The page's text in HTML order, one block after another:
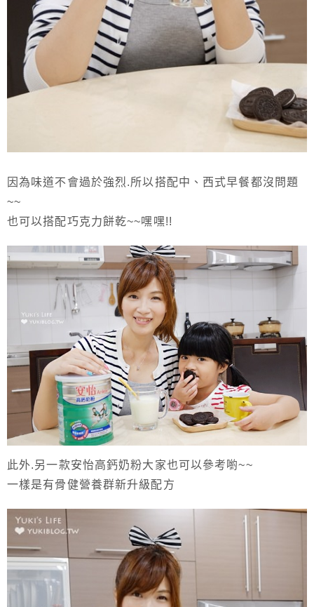
因為味道不會過於強烈.所以搭配中、西式早餐都沒問題
~~
也可以搭配巧克力餅乾~~嘿嘿!!
此外.另一款安怡高鈣奶粉大家也可以參考喲~~
一樣是有骨健營養群新升級配方